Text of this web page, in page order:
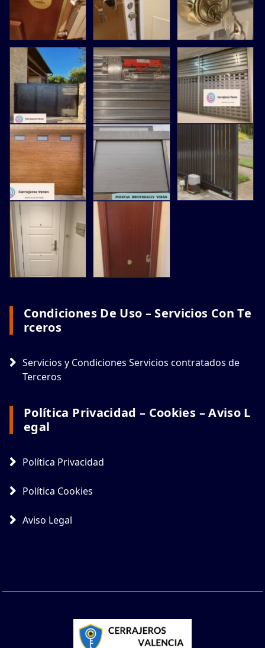
Condiciones De Uso – Servicios Con Te
Rceros
Servicios y Condiciones Servicios contratados de
Terceros
Política Privacidad – Cookies – Aviso L
Egal
Política Privacidad
Política Cookies
Aviso Legal